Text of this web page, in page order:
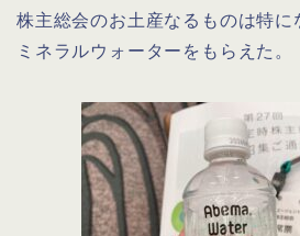
株主総会のお土産なるものは特に
ミネラルウォーターをもらえた。